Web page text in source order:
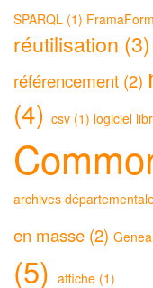
SPARQL (1)
réutilisation (3)
référencement (2)
(4) csv (1) logiciel
archives
en masse (2)
(5) affiche (1)